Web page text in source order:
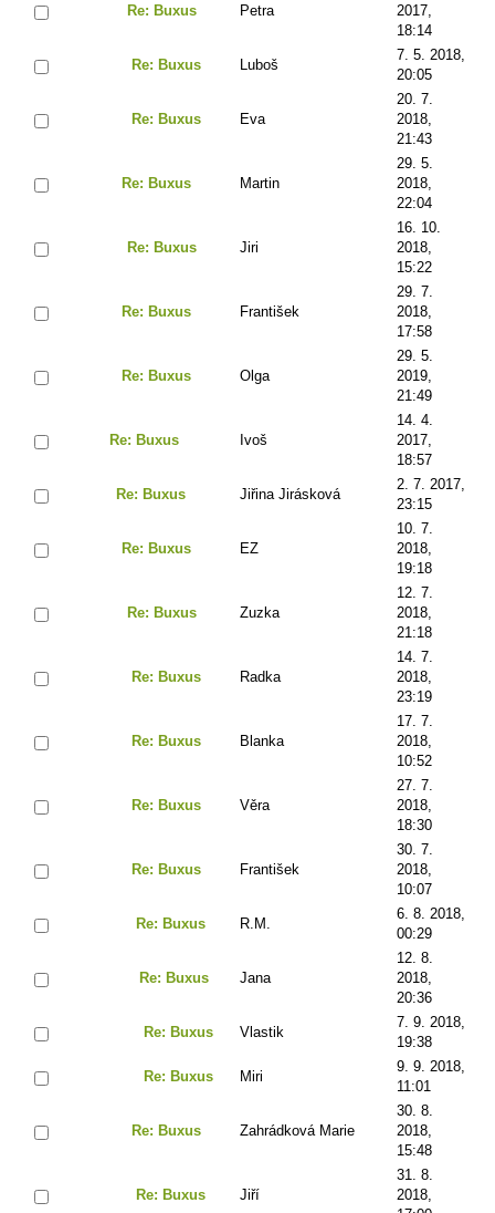
Re: Buxus Petra
2017,
18:14
Re: Buxus Luboš
7. 5. 2018,
20:05
Re: Buxus Eva
20. 7.
2018,
21:43
Re: Buxus Martin
29. 5.
2018,
22:04
Re: Buxus Jiri
16. 10.
2018,
15:22
Re: Buxus František
29. 7.
2018,
17:58
Re: Buxus Olga
29. 5.
2019,
21:49
Re: Buxus Ivoš
14. 4.
2017,
18:57
Re: Buxus Jiřina Jirásková
2. 7. 2017,
23:15
Re: Buxus EZ
10. 7.
2018,
19:18
Re: Buxus Zuzka
12. 7.
2018,
21:18
Re: Buxus Radka
14. 7.
2018,
23:19
Re: Buxus Blanka
17. 7.
2018,
10:52
Re: Buxus Věra
27. 7.
2018,
18:30
Re: Buxus František
30. 7.
2018,
10:07
Re: Buxus R.M.
6. 8. 2018,
00:29
Re: Buxus Jana
12. 8.
2018,
20:36
Re: Buxus Vlastik
7. 9. 2018,
19:38
Re: Buxus Miri
9. 9. 2018,
11:01
Re: Buxus Zahrádková Marie
30. 8.
2018,
15:48
Re: Buxus Jiří
31. 8.
2018,